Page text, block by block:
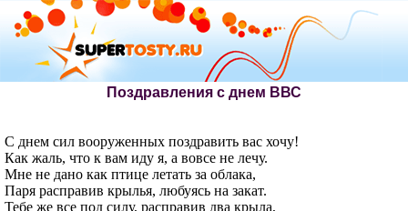
Поздравления с днем ВВС
С днем сил вооруженных поздравить вас хочу!
Как жаль, что к вам иду я, а вовсе не лечу.
Мне не дано как птице летать за облака,
Паря расправив крылья, любуясь на закат.
Тебе же все под силу, расправив два крыла,